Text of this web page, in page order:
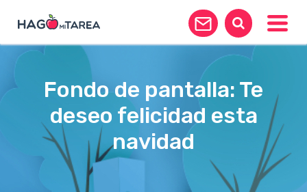
Fondo de pantalla: Te
deseo felicidad esta
navidad